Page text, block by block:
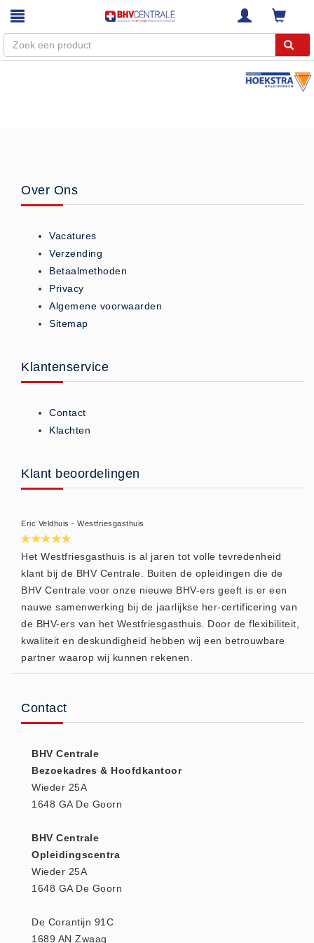
Diensten
RI&E
Bedrijfsnoodplannen
VCA Trajecten
ISO 9001 Begeleiding
Inspectiecentrale
Ons Team
Nieuws
Contact
Klachten
Privacy
Retourneren
Algemene Voorwaarden
Vacatures
Winkel
(20)
AED apparaten (11)
Actie (5)
AED
AED batterijen (12)
AED binnen - buiten kasten (11)
AED elektroden (18)
Beademings materialen (6)
AED trainers (14)
BHV Kasten
BHV Kleding
Over Ons
Vacatures
Verzending
Betaalmethoden
Privacy
Algemene voorwaarden
Sitemap
Klantenservice
Contact
Klachten
Klant beoordelingen
Eric Veldhuis - Westfriesgasthuis
Het Westfriesgasthuis is al jaren tot volle tevredenheid
klant bij de BHV Centrale. Buiten de opleidingen die de
BHV Centrale voor onze nieuwe BHV-ers geeft is er een
nauwe samenwerking bij de jaarlijkse her-certificering van
de BHV-ers van het Westfriesgasthuis. Door de flexibiliteit,
kwaliteit en deskundigheid hebben wij een betrouwbare
partner waarop wij kunnen rekenen.
Contact
BHV Centrale
Bezoekadres & Hoofdkantoor
Wieder 25A
1648 GA De Goorn
BHV Centrale
Opleidingscentra
Wieder 25A
1648 GA De Goorn
De Corantijn 91C
1689 AN Zwaag